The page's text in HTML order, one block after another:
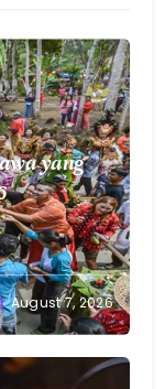
yang
August 7, 2026